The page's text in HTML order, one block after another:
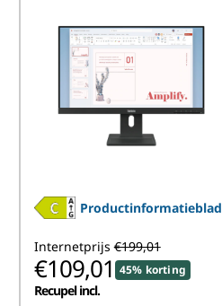
Productinformatieblad
Internetprijs €199,01
€109,01 45% korting
Recupel incl.